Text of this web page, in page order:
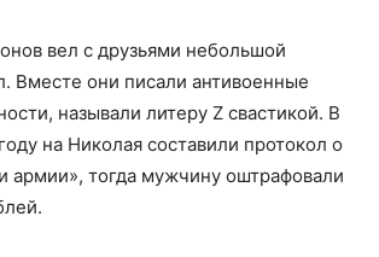
вел с друзьями небольшой
Вместе они писали антивоенные
называли литеру Z свастикой. В
на Николая составили протокол о
армии», тогда мужчину оштрафовали